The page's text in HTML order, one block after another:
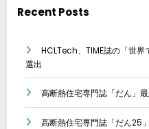
Recent Posts
HCLTech、TIME誌の「世界
選出
高断熱住宅専門誌「だん」
高断熱住宅専門誌「だん25